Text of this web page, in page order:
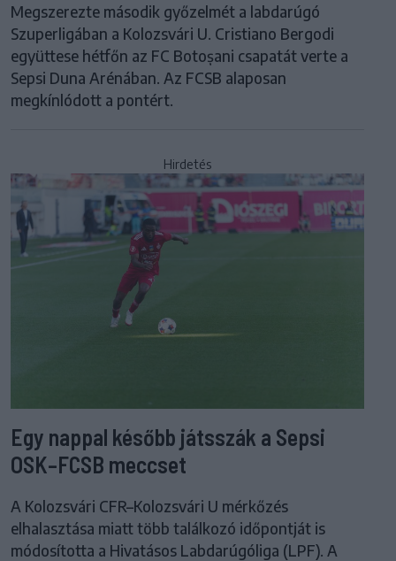
Megszerezte második győzelmét a labdarúgó
Szuperligában a Kolozsvári U. Cristiano Bergodi
együttese hétfőn az FC Botoșani csapatát verte a
Sepsi Duna Arénában. Az FCSB alaposan
megkínlódott a pontért.
Hirdetés
Egy nappal később játsszák a Sepsi
OSK–FCSB meccset
A Kolozsvári CFR–Kolozsvári U mérkőzés
elhalasztása miatt több találkozó időpontját is
módosította a Hivatásos Labdarúgóliga (LPF). A